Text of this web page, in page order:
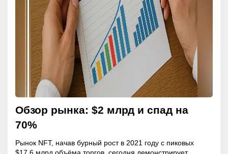
Обзор рынка: $2 млрд и спад на
70%
Рынок NFT, начав бурный рост в 2021 году с пиковых